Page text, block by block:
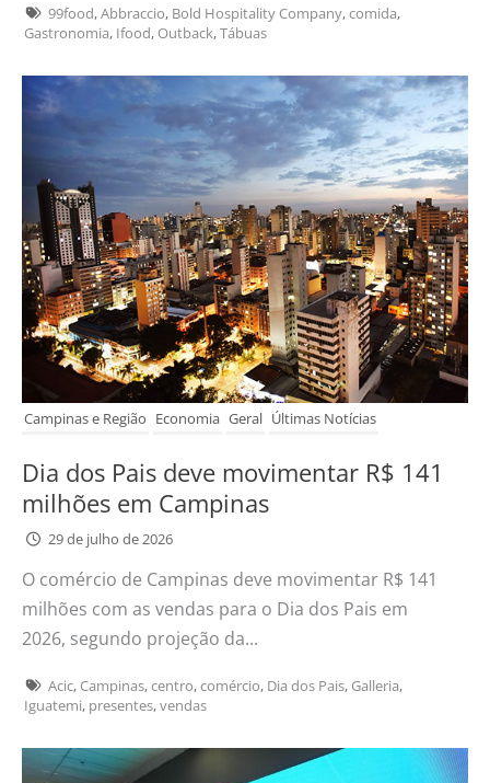
99food,Abbraccio, Bold Hospitality Company,comida,
Gastronomia, Ifood, Outback,Tábuas
Campinas e Região Economia Geral Últimas Notícias
Dia dos Pais deve movimentar R$ 141
milhões em Campinas
29 de julho de 2026
O comércio de Campinas deve movimentar R$ 141
milhões com as vendas para o Dia dos Pais em
2026, segundo projeção da...
Acic, Campinas,centro,comércio, Dia dos Pais, Galleria,
Iguatemi, presentes,vendas